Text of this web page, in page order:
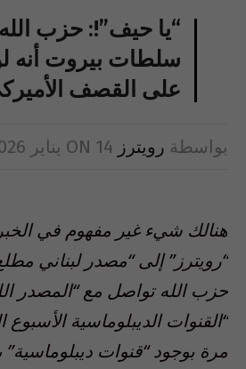
“يا حيف”!: حزب الله
سلطات بيروت أنه
على القصف
بواسطة رويترز ON 14 يناير 2026
هنالك شيء غير مفهوم في
“رويترز” إلى “مصدر لبناني
حزب الله تواصل مع “المصدر
“القنوات الديبلوماسية
مرة بوجود “قنوات ديبلوماسية”